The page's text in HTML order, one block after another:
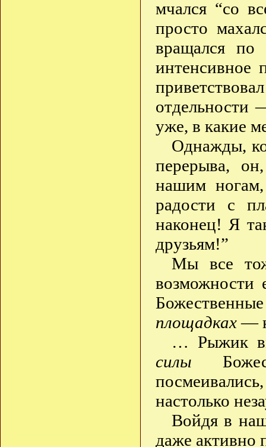
мчался “со
просто
вращался по
интенсивное
отдельности
уже, в какие
Однажды,
перерыва,
нашим
радости с
наконец! Я
друзьям!”
Мы все
возможности
площадках—
… Рыжик
силы
настолько
Войдя в
даже активно